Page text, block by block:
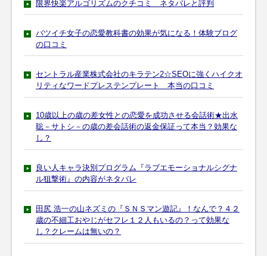
限界快楽アルゴリズムのクチコミ ネタバレと評判
バツイチ女子の恋愛教科書の効果が気になる！体験ブログ
の口コミ
セントラル産業株式会社のキラテン2☆SEOに強くハイクオ
リティなワードプレステンプレート 本当の口コミ
10歳以上の歳の差女性との恋愛を成功させる会話術★出水
聡－サトシ－の歳の差会話術の返金保証って本当？効果な
し？
良い人キャラ決別プログラム『ラブエモーショナルシグナ
ル狙撃術』の内容がネタバレ
田尻 浩一の山ネズミの『ＳＮＳマン遊記』！なんで？４２
歳の不細工おやじがセフレ１２人もいるの？って効果な
し？クレームは無いの？